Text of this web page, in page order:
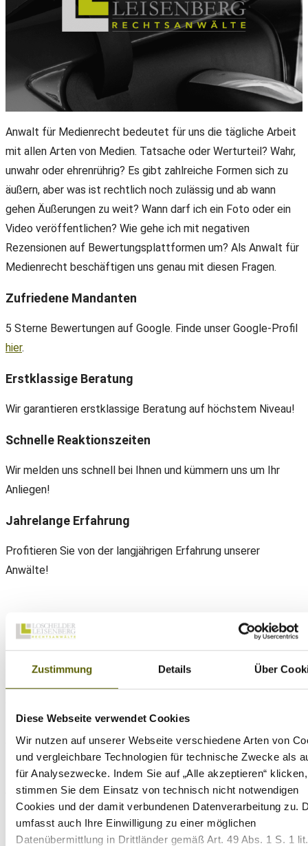
Zustimmung Details Über
Diese Webseite verwendet Cookies
Wir nutzen auf unserer Webseite verschiedene Arten von
und vergleichbare Technologien für technische Zwecke als
für Analysezwecke. Indem Sie auf „Alle akzeptieren“ klicken,
stimmen Sie dem Einsatz von technisch nicht notwendigen
Cookies und der damit verbundenen Datenverarbeitung zu.
umfasst auch Ihre Einwilligung zu einer möglichen
Datenübermittlung in Drittländer gemäß Art. 49 Abs. 1 S. 1
Anwalt für Medienrecht bedeutet für uns die tägliche Arbeit
mit allen Arten von Medien. Tatsache oder Werturteil? Wahr,
unwahr oder ehrenrührig? Es gibt zahlreiche Formen sich zu
äußern, aber was ist rechtlich noch zulässig und ab wann
gehen Äußerungen zu weit? Wann darf ich ein Foto oder ein
Video veröffentlichen? Wie gehe ich mit negativen
Rezensionen auf Bewertungsplattformen um? Als Anwalt für
Medienrecht beschäftigen uns genau mit diesen Fragen.
Zufriedene Mandanten
5 Sterne Bewertungen auf Google. Finde unser Google-Profil
hier.
Erstklassige Beratung
Wir garantieren erstklassige Beratung auf höchstem Niveau!
Schnelle Reaktionszeiten
Wir melden uns schnell bei Ihnen und kümmern uns um Ihr
Anliegen!
Jahrelange Erfahrung
Profitieren Sie von der langjährigen Erfahrung unserer
Anwälte!
Daniel Loschelder
Telefon:+49(0) 89 38 666 070
E-Mail:office@ll-ip.com
Melden Sie sich noch heute für eine individuelle Beratung.
Kontakt
Tätigkeit des Anwalts für Medienrecht im
Äußerungsrecht
Die Popularität von Social Media wächst und Google
Bewertungen werden zur maßgeblichen Entscheidungshilfe.